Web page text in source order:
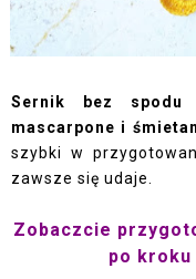
Sernik bez spodu
mascarpone i
szybki w
zawsze się udaje.
Zobaczcie
po